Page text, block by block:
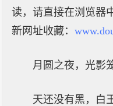
读，请直接在浏览器
新网址收藏：
月圆之夜，光影
天还没有黑，白